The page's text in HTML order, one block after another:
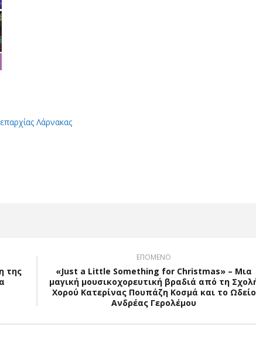
Λάρνακας
της
ΕΠΟΜΕΝΟ
«Just a Little Something for Christmas» – Μια
μαγική μουσικοχορευτική βραδιά από τη
Χορού Κατερίνας Πουπάζη Κοσμά και το Ωδείο
Ανδρέας Γερολέμου